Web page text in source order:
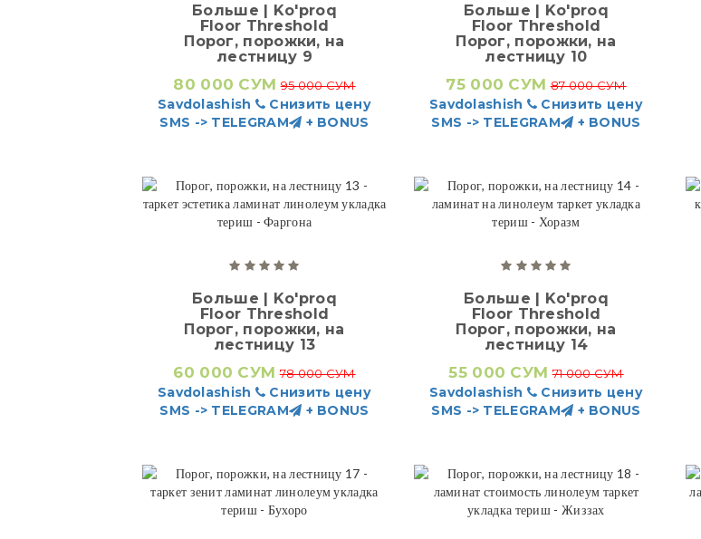
Больше | Ko'proq
Floor Threshold
Порог, порожки, на
лестницу 9
80 000 СУМ 95 000 СУМ
Savdolashish
Снизить цену
SMS -> TELEGRAM
+ BONUS
Больше | Ko'proq
Floor Threshold
Порог, порожки, на
лестницу 10
75 000 СУМ 87 000 СУМ
Savdolashish
Снизить цену
SMS -> TELEGRAM
+ BONUS
Больше | Ko'proq
Floor Threshold
Порог, порожки, на
лестницу 13
60 000 СУМ 78 000 СУМ
Savdolashish
Снизить цену
SMS -> TELEGRAM
+ BONUS
Больше | Ko'proq
Floor Threshold
Порог, порожки, на
лестницу 14
55 000 СУМ 71 000 СУМ
Savdolashish
Снизить цену
SMS -> TELEGRAM
+ BONUS